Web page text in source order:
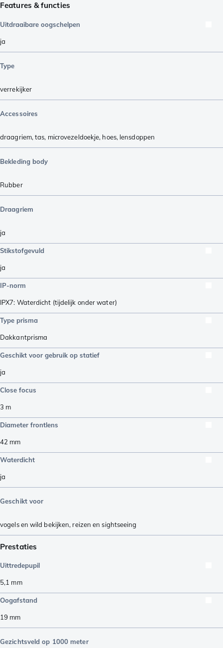
Features & functies
Uitdraaibare oogschelpen
ja
Type
verrekijker
Accessoires
draagriem,tas, microvezeldoekje, hoes, lensdoppen
Bekleding body
Rubber
Draagriem
ja
Stikstofgevuld
ja
IP-norm
IPX7: Waterdicht (tijdelijk onder water)
Type prisma
Dakkantprisma
Geschikt voor gebruik op statief
ja
Close focus
3 m
Diameter frontlens
42 mm
Waterdicht
ja
Geschikt voor
vogels en wild bekijken, reizen en sightseeing
Prestaties
Uittredepupil
5,1 mm
Oogafstand
19 mm
Gezichtsveld op 1000 meter